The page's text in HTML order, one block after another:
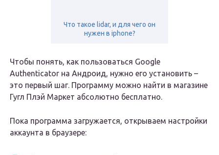
Что такое lidar, и для чего он
нужен в iphone?
Чтобы понять, как пользоваться Google
Authenticator на Андроид, нужно его установить –
это первый шаг. Программу можно найти в магазине
Гугл Плэй Маркет абсолютно бесплатно.
Пока программа загружается, открываем настройки
аккаунта в браузере: